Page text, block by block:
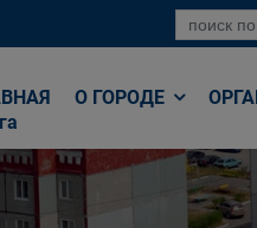
О ГОРОДЕ